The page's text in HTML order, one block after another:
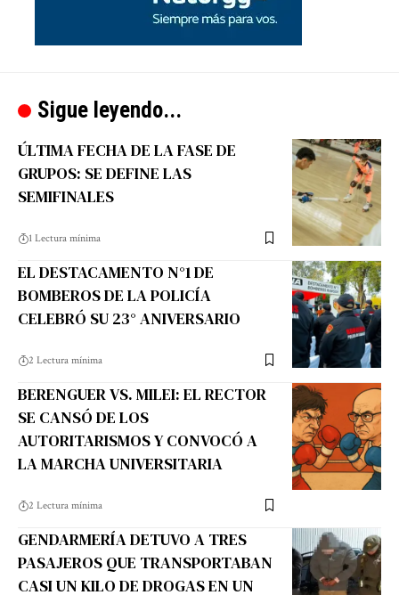
Sigue leyendo...
ÚLTIMA FECHA DE LA FASE DE
GRUPOS: SE DEFINE LAS
SEMIFINALES
1 Lectura mínima
EL DESTACAMENTO N°1 DE
BOMBEROS DE LA POLICÍA
CELEBRÓ SU 23° ANIVERSARIO
2 Lectura mínima
BERENGUER VS. MILEI: EL RECTOR
SE CANSÓ DE LOS
AUTORITARISMOS Y CONVOCÓ A
LA MARCHA UNIVERSITARIA
2 Lectura mínima
GENDARMERÍA DETUVO A TRES
PASAJEROS QUE TRANSPORTABAN
CASI UN KILO DE DROGAS EN UN